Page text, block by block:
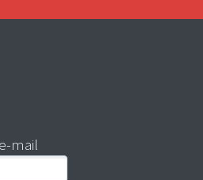
mail